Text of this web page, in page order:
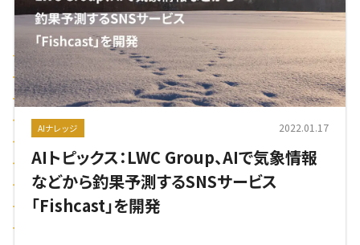
AIナレッジ 2022.01.17
AIトピックス：LWC Group、AIで気象情報
などから釣果予測するSNSサービス
「Fishcast」を開発